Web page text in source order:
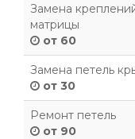
Замена
матрицы
от 60
Замена петель
от 30
Ремонт петель
от 90